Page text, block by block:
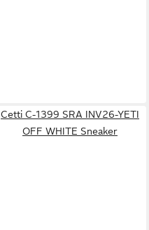
Cetti C-1399 SRA INV26-YETI
OFF WHITE Sneaker